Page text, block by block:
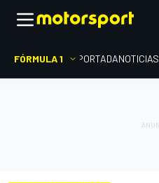
FÓRMULA 1 PORTADANOTICIAS